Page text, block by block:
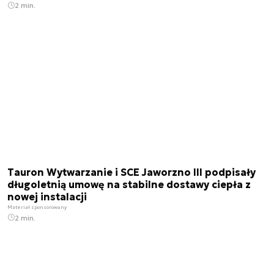
2 min.
Tauron Wytwarzanie i SCE Jaworzno III podpisały
długoletnią umowę na stabilne dostawy ciepła z
nowej instalacji
Materiał sponsorowany
2 min.